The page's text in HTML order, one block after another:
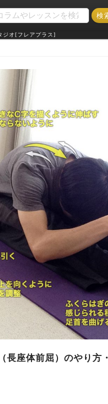
ジオ[フレアプラス]
長座体前屈）のやり方